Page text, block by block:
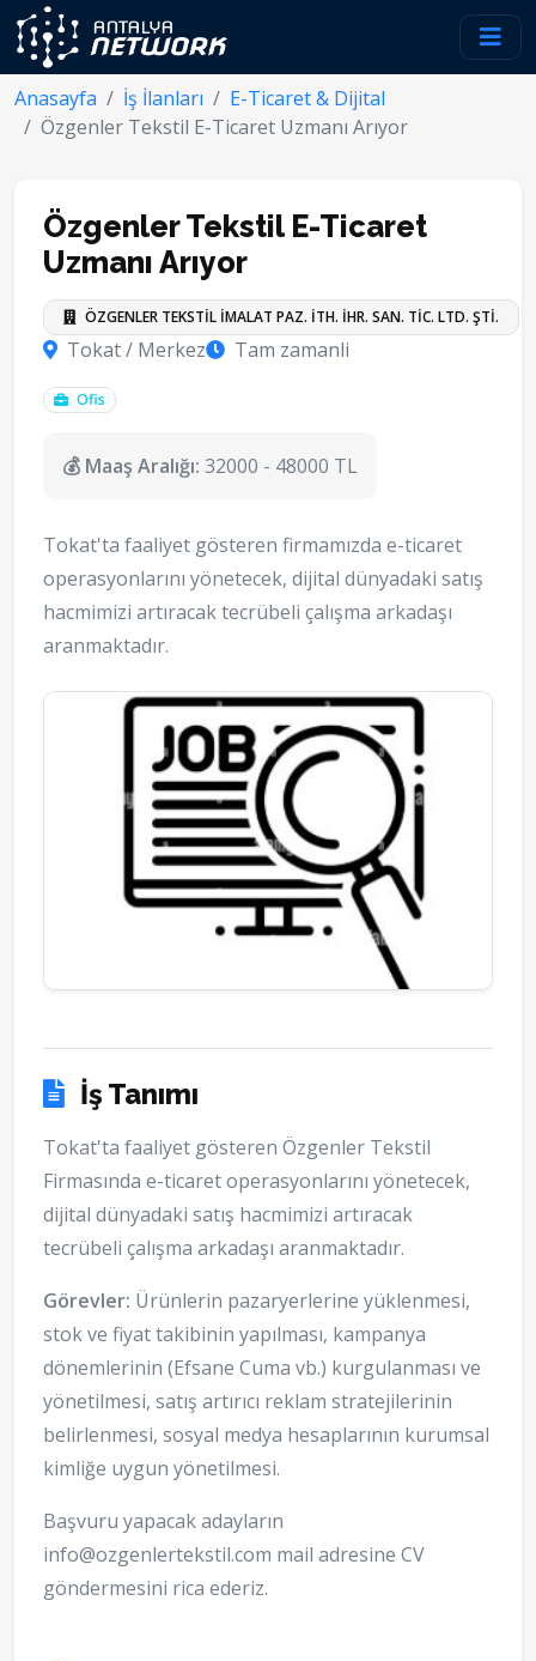
Anasayfa İş İlanları
E-Ticaret & Dijital
Özgenler Tekstil E-Ticaret Uzmanı Arıyor
Özgenler Tekstil E-Ticaret
Uzmanı Arıyor
ÖZGENLER TEKSTİL İMALAT PAZ. İTH. İHR. SAN. TİC. LTD. ŞTİ.
Tokat / Merkez Tam zamanli
Ofis
💰 Maaş Aralığı: 32000 - 48000 TL
Tokat'ta faaliyet gösteren firmamızda e-ticaret
operasyonlarını yönetecek, dijital dünyadaki satış
hacmimizi artıracak tecrübeli çalışma arkadaşı
aranmaktadır.
İş Tanımı
Tokat'ta faaliyet gösteren Özgenler Tekstil
Firmasında e-ticaret operasyonlarını yönetecek,
dijital dünyadaki satış hacmimizi artıracak
tecrübeli çalışma arkadaşı aranmaktadır.
Görevler: Ürünlerin pazaryerlerine yüklenmesi,
stok ve fiyat takibinin yapılması, kampanya
dönemlerinin (Efsane Cuma vb.) kurgulanması ve
yönetilmesi, satış artırıcı reklam stratejilerinin
belirlenmesi, sosyal medya hesaplarının kurumsal
kimliğe uygun yönetilmesi.
Başvuru yapacak adayların
info@ozgenlertekstil.com mail adresine CV
göndermesini rica ederiz.